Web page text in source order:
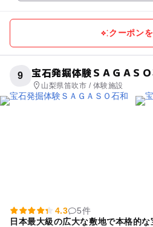
クーポン
9 宝石発掘体験ＳＡＧＡＳ
山梨県笛吹市 / 体験施設
4.3
5件
日本最大級の広大な敷地で本格的な